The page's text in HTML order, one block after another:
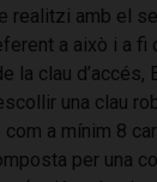
realitzi amb el
a això i a fi
la clau d’accés,
una clau
com a mínim 8
per una